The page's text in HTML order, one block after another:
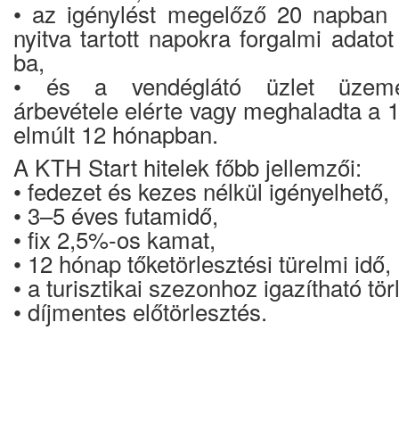
• az igénylést megelőző 20
nyitva tartott napokra forgalmi
ba,
• és a vendéglátó üzlet
árbevétele elérte vagy meghaladta a
elmúlt 12 hónapban.
A KTH Start hitelek főbb jellemzői:
• fedezet és kezes nélkül igényelhető,
• 3–5 éves futamidő,
• fix 2,5%-os kamat,
• 12 hónap tőketörlesztési türelmi idő,
• a turisztikai szezonhoz igazítható
• díjmentes előtörlesztés.